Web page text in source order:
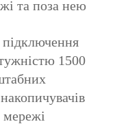
та поза нею
1500
мережі